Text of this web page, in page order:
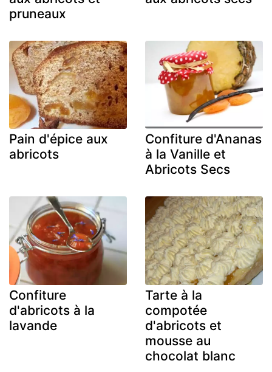
pruneaux
Pain d'épice aux
abricots
Confiture d'Ananas
à la Vanille et
Abricots Secs
Confiture
d'abricots à la
lavande
Tarte à la
compotée
d'abricots et
mousse au
chocolat blanc